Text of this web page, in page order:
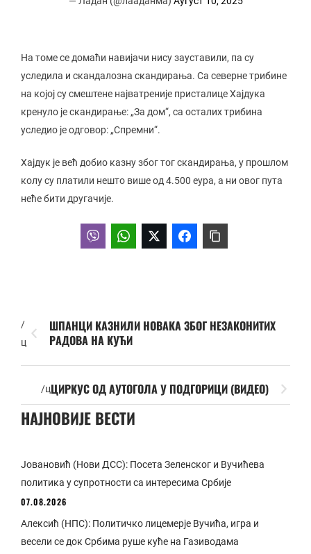
На томе се домаћи навијачи нису зауставили, па су
уследила и скандалозна скандирања. Са северне трибине
на којој су смештене најватреније присталице Хајдука
кренуло је скандирање: „За дом“, са осталих трибина
уследио је одговор: „Спремни“.
Хајдук је већ добио казну због тог скандирања, у прошлом
колу су платили нешто више од 4.500 еура, а ни овог пута
неће бити другачије.
/
ц
ШПАНЦИ КАЗНИЛИ НОВАКА ЗБОГ НЕЗАКОНИТИХ
РАДОВА НА КУЋИ
/цЦИРКУС ОД АУТОГОЛА У ПОДГОРИЦИ (ВИДЕО)
НАЈНОВИЈЕ ВЕСТИ
Јовановић (Нови ДСС): Посета Зеленског и Вучићева
политика у супротности са интересима Србије
07.08.2026
Алексић (НПС): Политичко лицемерје Вучића, игра и
весели се док Србима руше куће на Газиводама